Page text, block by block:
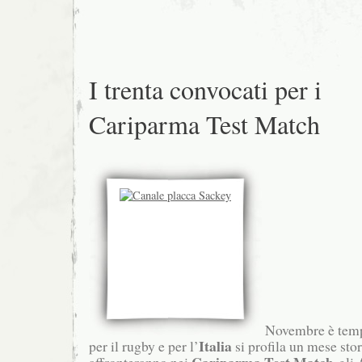
I trenta convocati per i
Cariparma Test Match
Novembre è
per il rugby e per l’Italia si profila un mese